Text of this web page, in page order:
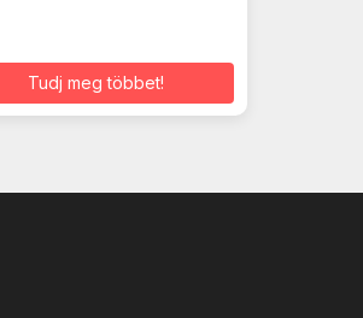
Tudj meg többet!